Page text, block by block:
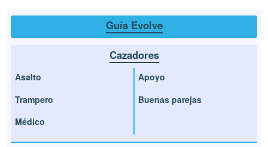
Guía Evolve
Cazadores
Asalto
Trampero
Médico
Apoyo
Buenas parejas